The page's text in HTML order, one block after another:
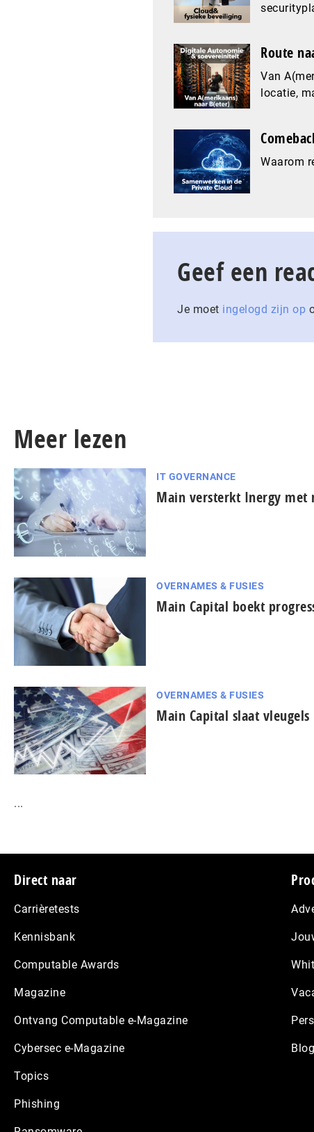
Route
Van
locatie,
Waarom
Geef een
Je moet ingelogd zijn op
Meer lezen
IT GOVERNANCE
Main versterkt Inergy met
OVERNAMES & FUSIES
Main Capital boekt
OVERNAMES & FUSIES
Main Capital slaat vleugels
...
Footer
Direct naar
Carrièretests
Kennisbank
Computable Awards
Magazine
Ontvang Computable e-Magazine
Cybersec e-Magazine
Topics
Phishing